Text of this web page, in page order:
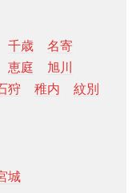
千歳
名寄
恵庭
旭川
狩 稚内
紋別
城